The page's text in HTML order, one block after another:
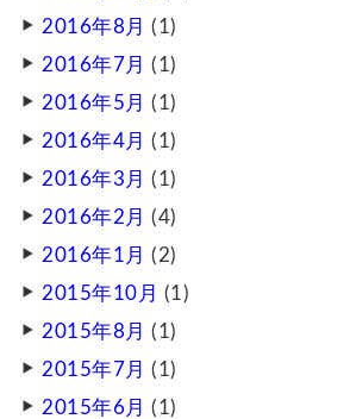
2016年8月 (1)
2016年7月 (1)
2016年5月 (1)
2016年4月 (1)
2016年3月 (1)
2016年2月 (4)
2016年1月 (2)
2015年10月 (1)
2015年8月 (1)
2015年7月 (1)
2015年6月 (1)